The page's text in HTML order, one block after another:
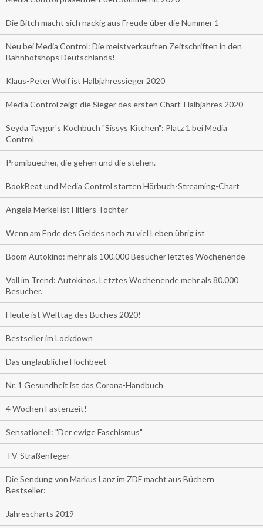
Die Bitch macht sich nackig aus Freude über die Nummer 1
Neu bei Media Control: Die meistverkauften Zeitschriften in den
Bahnhofshops Deutschlands!
Klaus-Peter Wolf ist Halbjahressieger 2020
Media Control zeigt die Sieger des ersten Chart-Halbjahres 2020
Seyda Taygur's Kochbuch "Sissys Kitchen": Platz 1 bei Media
Control
Promibuecher, die gehen und die stehen.
BookBeat und Media Control starten Hörbuch-Streaming-Chart
Angela Merkel ist Hitlers Tochter
Wenn am Ende des Geldes noch zu viel Leben übrig ist
Boom Autokino: mehr als 100.000 Besucher letztes Wochenende
Voll im Trend: Autokinos. Letztes Wochenende mehr als 80.000
Besucher.
Heute ist Welttag des Buches 2020!
Bestseller im Lockdown
Das unglaubliche Hochbeet
Nr. 1 Gesundheit ist das Corona-Handbuch
4 Wochen Fastenzeit!
Sensationell: "Der ewige Faschismus"
TV-Straßenfeger
Die Sendung von Markus Lanz im ZDF macht aus Büchern
Bestseller:
Jahrescharts 2019